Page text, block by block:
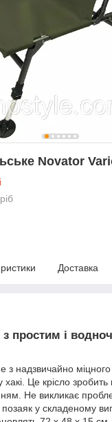
Novator
Доставка
з простим і
з надзвичайно
хакі. Це крісло
Не викликає
у складеному